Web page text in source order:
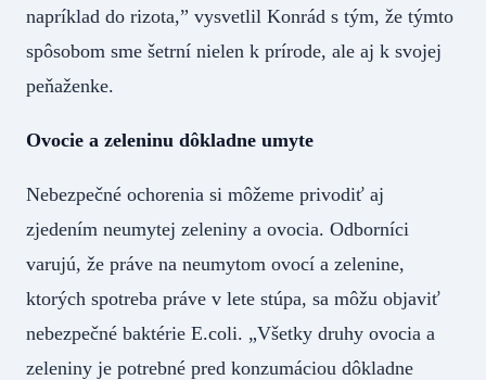
napríklad do rizota,” vysvetlil Konrád s tým, že týmto
spôsobom sme šetrní nielen k prírode, ale aj k svojej
peňaženke.
Ovocie a zeleninu dôkladne umyte
Nebezpečné ochorenia si môžeme privodiť aj
zjedením neumytej zeleniny a ovocia. Odborníci
varujú, že práve na neumytom ovocí a zelenine,
ktorých spotreba práve v lete stúpa, sa môžu objaviť
nebezpečné baktérie E.coli. „Všetky druhy ovocia a
zeleniny je potrebné pred konzumáciou dôkladne